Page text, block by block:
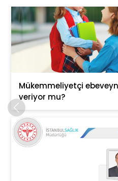
Mükemmeliyetçi
veriyor mu?